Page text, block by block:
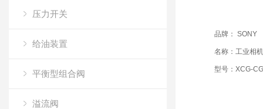
压力开关
给油装置
平衡型组合阀
溢流阀
品牌： SONY
名称：工业相机
型号：XCG-